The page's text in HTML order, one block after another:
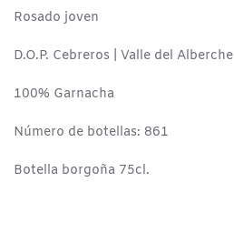
Rosado joven
D.O.P. Cebreros | Valle del Alberche
100% Garnacha
Número de botellas: 861
Botella borgoña 75cl.